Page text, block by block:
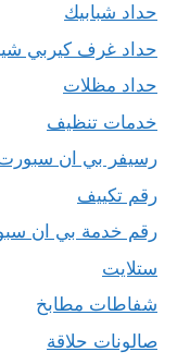
حداد شبابيك
حداد غرف كيربي
حداد مظلات
خدمات تنظيف
رسيفر بي ان
رقم تكييف
رقم خدمة بي ان
ستلايت
شفاطات مطابخ
صالونات حلاقة